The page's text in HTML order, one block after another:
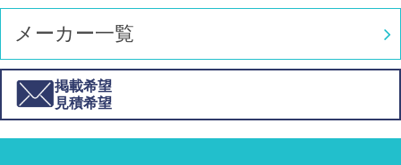
メーカー一覧
掲載希望
見積希望